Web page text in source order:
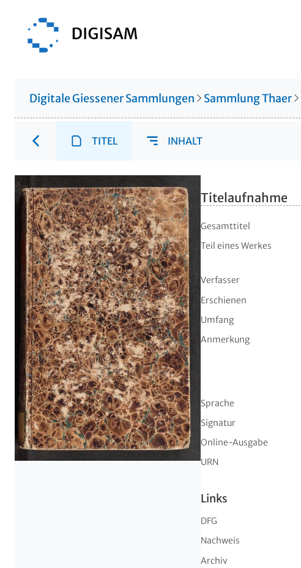
Digitale Giessener Sammlungen Sammlung Thaer
TITEL INHALT
Titelaufnahme
Gesamttitel
Teil eines Werkes
Verfasser
Erschienen
Umfang
Anmerkung
Sprache
Signatur
Online-Ausgabe
URN
Links
DFG
Nachweis
Archiv